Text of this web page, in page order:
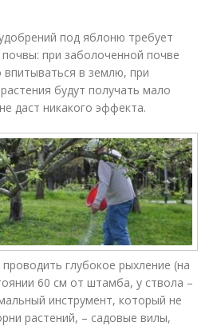
под яблоню требует
при заболоченной почве
впитываться в землю, при
будут получать мало
даст никакого эффекта.
глубокое рыхление (на
60 см от штамба, у ствола –
инструмент, который не
растений, – садовые вилы,